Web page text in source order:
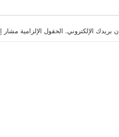
بريدك الإلكتروني. الحقول الإلزامية مشار